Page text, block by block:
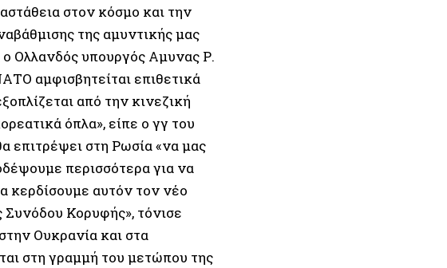
στον κόσμο και την
της αμυντικής μας
ο Ολλανδός υπουργός Αμυνας Ρ.
αμφισβητείται επιθετικά
από την κινεζική
όπλα», είπε ο γγ του
στη Ρωσία «να μας
περισσότερα για να
κερδίσουμε αυτόν τον νέο
Κορυφής», τόνισε
Ουκρανία και στα
στη γραμμή του μετώπου της